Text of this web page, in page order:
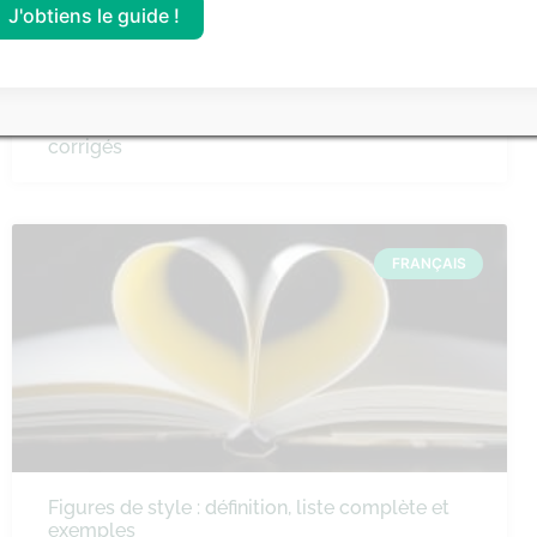
corrigés
FRANÇAIS
Figures de style : définition, liste complète et
exemples
J'obtiens le guide !